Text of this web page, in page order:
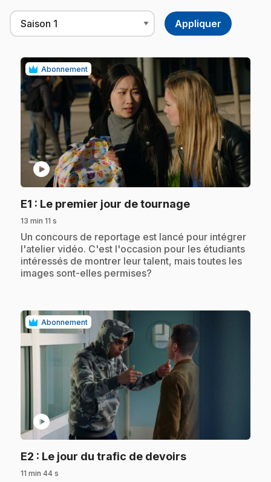
Abonnement
play_circle
E1 : Le premier jour de tournage.
13 min 11 s
.Un concours de reportage est lancé pour intégrer
l'atelier vidéo. C'est l'occasion pour les étudiants
intéressés de montrer leur talent, mais toutes les
images sont-elles permises?
Abonnement
play_circle
E2 : Le jour du trafic de devoirs.
11 min 44 s